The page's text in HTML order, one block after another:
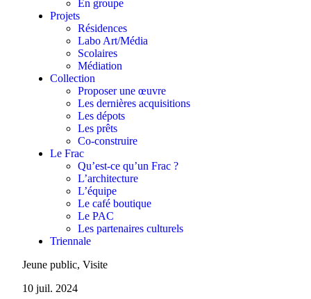
En groupe
Projets
Résidences
Labo Art/Média
Scolaires
Médiation
Collection
Proposer une œuvre
Les dernières acquisitions
Les dépots
Les prêts
Co-construire
Le Frac
Qu’est-ce qu’un Frac ?
L’architecture
L’équipe
Le café boutique
Le PAC
Les partenaires culturels
Triennale
Jeune public, Visite
10 juil. 2024